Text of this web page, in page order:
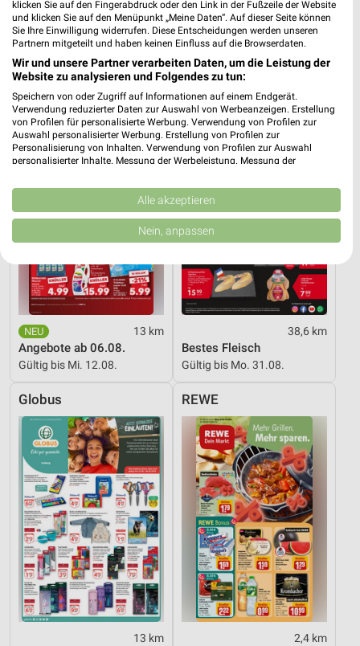
Supermärkte Angebote und Prospekte für
Burgschwalbach
16 Prospekte
Kaufland
13 km
Angebote ab 06.08.
Gültig bis Mi. 12.08.
SELGROS
38,6 km
Bestes Fleisch
Gültig bis Mo. 31.08.
Globus
13 km
REWE
2,4 km
klicken Sie auf den Fingerabdruck oder den Link in der Fußzeile der Website
und klicken Sie auf den Menüpunkt „Meine Daten“. Auf dieser Seite können
Sie Ihre Einwilligung widerrufen. Diese Entscheidungen werden unseren
Partnern mitgeteilt und haben keinen Einfluss auf die Browserdaten.
Wir und unsere Partner verarbeiten Daten, um die Leistung der
Website zu analysieren und Folgendes zu tun:
Speichern von oder Zugriff auf Informationen auf einem Endgerät.
Verwendung reduzierter Daten zur Auswahl von Werbeanzeigen. Erstellung
von Profilen für personalisierte Werbung. Verwendung von Profilen zur
Auswahl personalisierter Werbung. Erstellung von Profilen zur
Personalisierung von Inhalten. Verwendung von Profilen zur Auswahl
personalisierter Inhalte. Messung der Werbeleistung. Messung der
Kombinationen von Daten aus verschiedenen Quellen. Entwicklung und
Verbesserung der Angebote. Verwendung reduzierter Daten zur Auswahl
von Inhalten.
Daten können außerhalb der Europäischen Union weitergegeben und in die
Website/App.
Partnerliste anzeigen (1 IAB-Anbieter)
Wir nutzen Ihre Daten für folgende Zwecke:
IAB-Verarbeitungszwecke:
Speichern von oder Zugriff auf Informationen
auf einem Endgerät
Verwendung reduzierter Daten zur Auswahl von
Werbeanzeigen
Erstellung von Profilen für personalisierte
Werbung
Verwendung von Profilen zur Auswahl
personalisierter Werbung
Erstellung von Profilen zur Personalisierung
von Inhalten
Verwendung von Profilen zur Auswahl
personalisierter Inhalte
Messung der Werbeleistung
Alle akzeptieren
Nein, anpassen